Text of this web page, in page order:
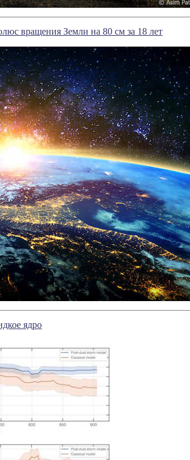
вращения Земли на 80 см за 18 лет
ядро